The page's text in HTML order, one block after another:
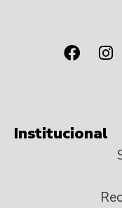
Institucional